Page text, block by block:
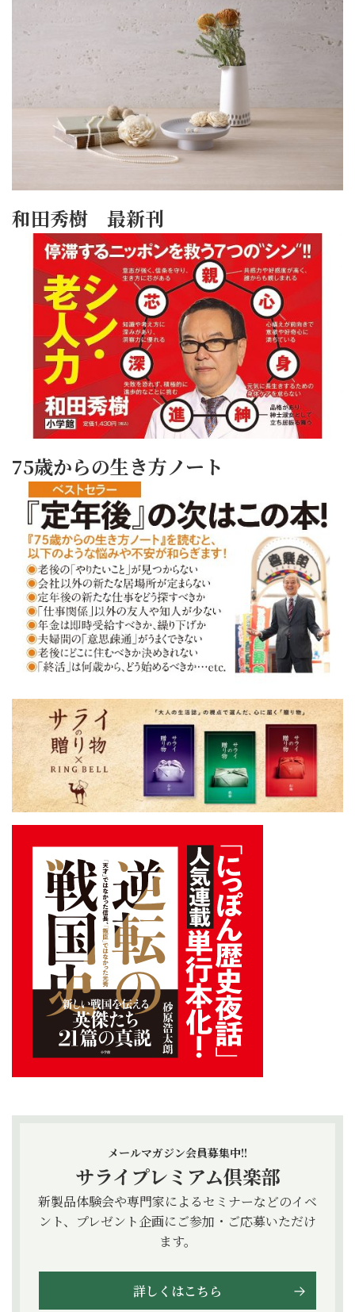
和田秀樹 最新刊
75歳からの生き方ノート
メールマガジン会員募集中!!
サライプレミアム倶楽部
新製品体験会や専門家によるセミナーなどのイベ
ント、プレゼント企画にご参加・ご応募いただけ
ます。
詳しくはこちら